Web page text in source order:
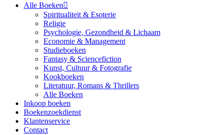
Alle Boeken
Spiritualiteit & Esoterie
Religie
Psychologie, Gezondheid & Lichaam
Economie & Management
Studieboeken
Fantasy & Sciencefiction
Kunst, Cultuur & Fotografie
Kookboeken
Literatuur, Romans & Thrillers
Alle Boeken
Inkoop boeken
Boekenzoekdienst
Klantenservice
Contact